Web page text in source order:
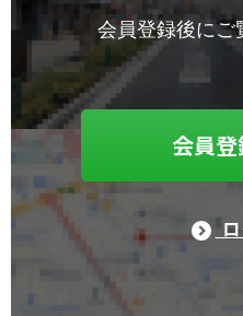
会員登録後にご
会員